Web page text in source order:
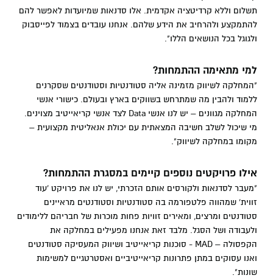
תשלום וללא קרדיטציה אקדמית. אלו סדנאות שמיועדות לאפשר להם
להתמקצע ולהרחיב את הידע שלהם. אנחנו עובדים בצמוד לפייסבוק
ולגוגל בכל הנושאים הללו".
למי מתאימה ההתמחות?
"המחלקה לשיווק מזמינה אליה סטודנטיות וסטודנטים שסקרנים
ללמוד ולהבין מה שמתרחש בשווקים בארץ ובעולם. כישורי אנשי
המחלקה מגוונים – יש לנו אנשי Data לצד אנשי קריאייטיב מצוינים.
מי שיכול לשלב חשיבה המצאתית עם יכולת אנאליטית מקצועית –
מקומו במחלקה לשיווק".
אילו פרויקטים נוספים קיימים במסגרת ההתמחות?
"מעבר לסדנאות ולקורסים אותם הזכרתי, יש לנו את פרויקט 'עוד
זווית' שמהווה פלטפורמה בה סטודנטיות וסטודנטים מראיינים
סטודנטים ומרצים, ומאירים זוויות פחות מוכרות של חבריהם ללימודים
ולעבודה ושל הסגל. מלבד זאת אנחנו מפעילים במחלקה את
הקפסולה – MAD - סוכנות קריאייטיב ושיווק המעסיקה סטודנטים
ואנו עסוקים במתן פתרונות קריאייטיביים ואסטרטגיים למשימות
שונות".